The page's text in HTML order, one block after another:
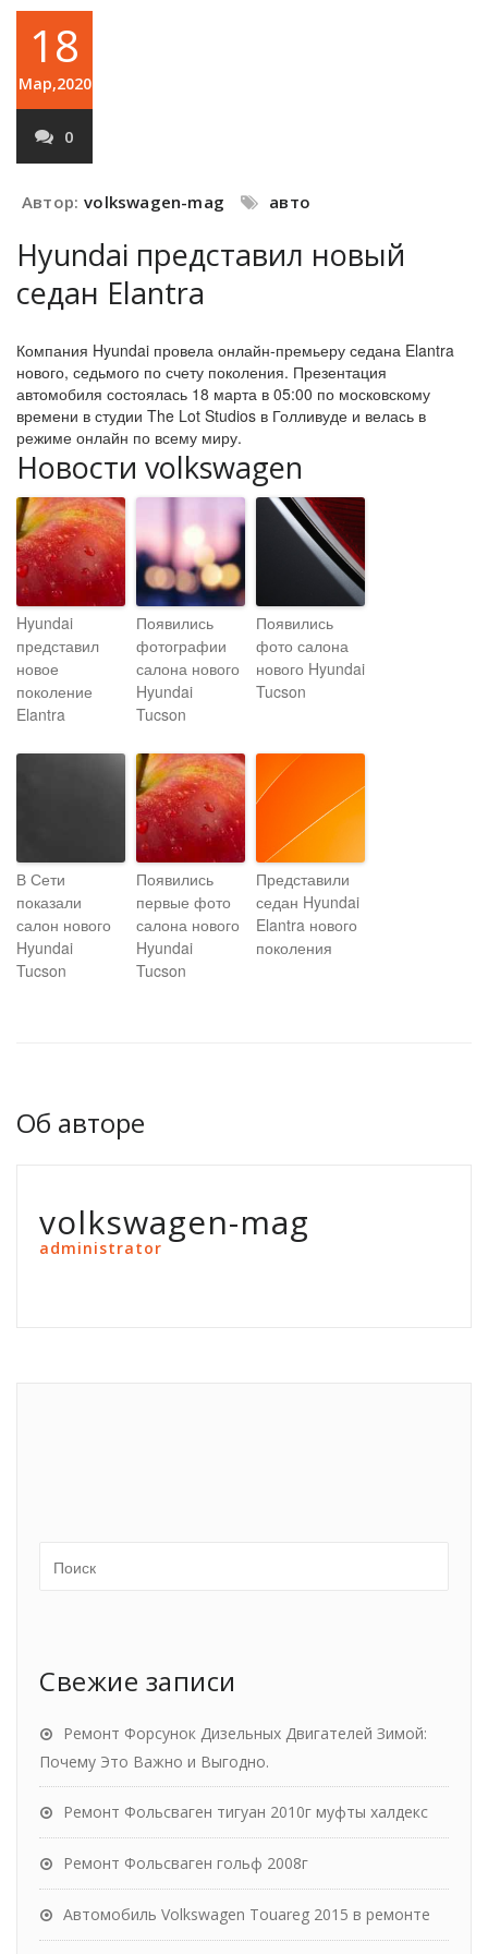
18
Мар,2020
0
Автор: volkswagen-mag авто
Hyundai представил новый
седан Elantra
Компания Hyundai провела онлайн-премьеру седана Elantra
нового, седьмого по счету поколения. Презентация
автомобиля состоялась 18 марта в 05:00 по московскому
времени в студии The Lot Studios в Голливуде и велась в
режиме онлайн по всему миру.
Новости volkswagen
Hyundai
представил
новое
поколение
Elantra
Появились
фотографии
салона нового
Hyundai
Tucson
Появились
фото салона
нового Hyundai
Tucson
В Сети
показали
салон нового
Hyundai
Tucson
Появились
первые фото
салона нового
Hyundai
Tucson
Представили
седан Hyundai
Elantra нового
поколения
Об авторе
volkswagen-mag
administrator
Свежие записи
Ремонт Форсунок Дизельных Двигателей Зимой:
Почему Это Важно и Выгодно.
Ремонт Фольсваген тигуан 2010г муфты халдекс
Ремонт Фольсваген гольф 2008г
Автомобиль Volkswagen Touareg 2015 в ремонте